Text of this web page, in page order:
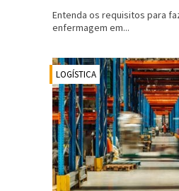
Entenda os requisitos para
enfermagem em...
LOGÍSTICA